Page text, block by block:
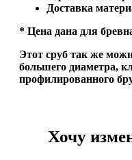
Доставка
* Цена дана для
Этот сруб так же
большего диаметра,
профилированного
Хочу